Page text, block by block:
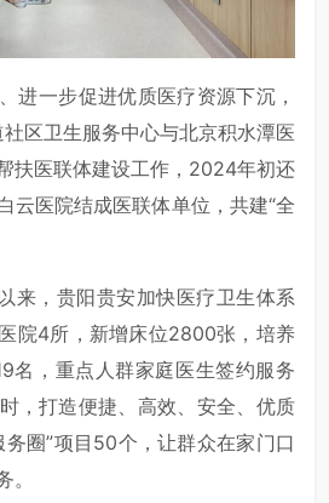
进一步促进优质医疗资源下沉，
区卫生服务中心与北京积水潭医
扶医联体建设工作，2024年初还
云医院结成医联体单位，共建“全
来，贵阳贵安加快医疗卫生体系
院4所，新增床位2800张，培养
名，重点人群家庭医生签约服务
，打造便捷、高效、安全、优质
务圈”项目50个，让群众在家门口